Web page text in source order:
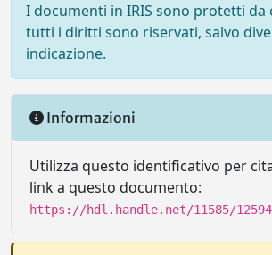
I documenti in IRIS sono protetti da
tutti i diritti sono riservati, salvo
indicazione.
Informazioni
Utilizza questo identificativo per
link a questo documento:
https://hdl.handle.net/11585/12594